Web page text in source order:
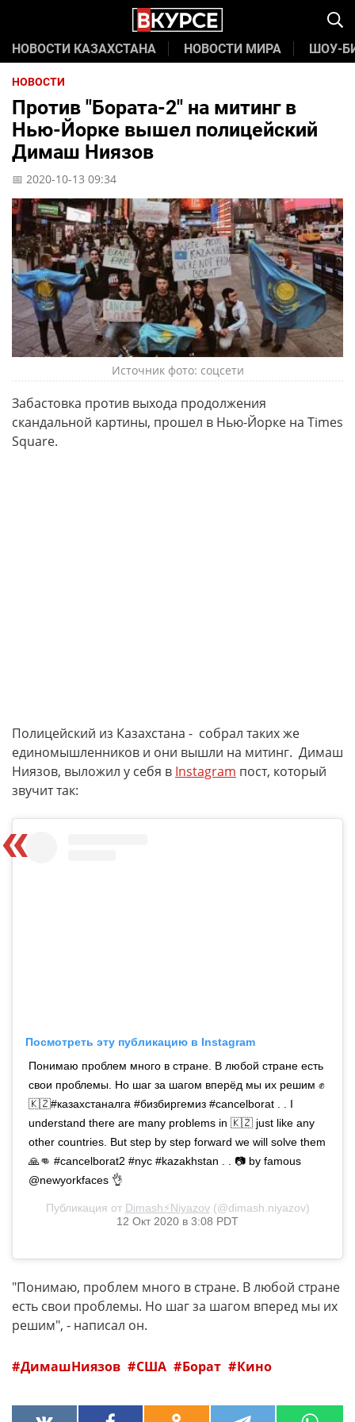
НОВОСТИ КАЗАХСТАНА НОВОСТИ МИРА ШОУ-
НОВОСТИ
Против "Бората-2" на митинг в
Нью-Йорке вышел полицейский
Димаш Ниязов
📅 2020-10-13 09:34
Источник фото: соцсети
Забастовка против выхода продолжения
скандальной картины, прошел в Нью-Йорке на Times
Square.
Полицейский из Казахстана - собрал таких же
единомышленников и они вышли на митинг. Димаш
Ниязов, выложил у себя в Instagram пост, который
звучит так:
Посмотреть эту публикацию в Instagram
Понимаю проблем много в стране. В любой стране есть
свои проблемы. Но шаг за шагом вперёд мы их решим ✊
🇰🇿#казахстаналга #бизбиргемиз #cancelborat . . I
understand there are many problems in 🇰🇿 just like any
other countries. But step by step forward we will solve them
🙏👊 #cancelborat2 #nyc #kazakhstan . . 📷 by famous
@newyorkfaces 👌
Публикация от Dimash⚡️Niyazov(@dimash.niyazov)
12 Окт 2020 в 3:08 PDT
"Понимаю, проблем много в стране. В любой стране
есть свои проблемы. Но шаг за шагом вперед мы их
решим", - написал он.
ДимашНиязов США Борат Кино